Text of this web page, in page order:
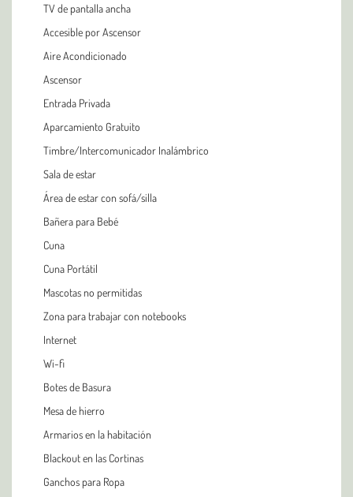
TV de pantalla ancha
Accesible por Ascensor
Aire Acondicionado
Ascensor
Entrada Privada
Aparcamiento Gratuito
Timbre/Intercomunicador Inalámbrico
Sala de estar
Área de estar con sofá/silla
Bañera para Bebé
Cuna
Cuna Portátil
Mascotas no permitidas
Zona para trabajar con notebooks
Internet
Wi-fi
Botes de Basura
Mesa de hierro
Armarios en la habitación
Blackout en las Cortinas
Ganchos para Ropa